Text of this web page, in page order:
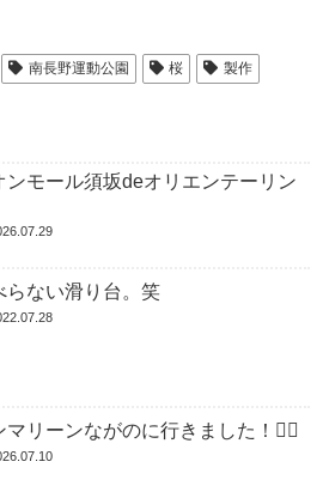
南長野運動公園 桜 製作
ンモール須坂deオリエンテーリン
らない滑り台。笑
マリーンながのに行きました！🏊🏻